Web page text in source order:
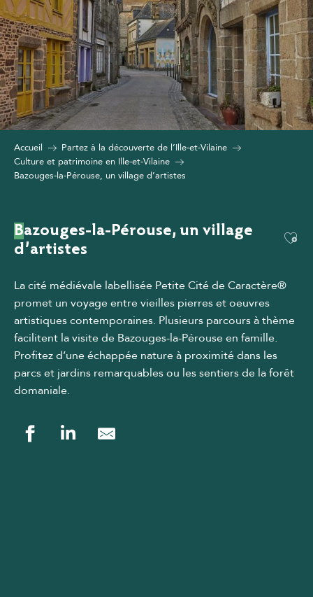
Accueil
Partez à la découverte de l’Ille-et-Vilaine
Culture et patrimoine en Ille-et-Vilaine
Bazouges-la-Pérouse, un village d’artistes
Bazouges-la-Pérouse, un village
d’artistes
La cité médiévale labellisée Petite Cité de Caractère®
promet un voyage entre vieilles pierres et oeuvres
artistiques contemporaines. Plusieurs parcours à thème
facilitent la visite de Bazouges-la-Pérouse en famille.
Profitez d’une échappée nature à proximité dans les
parcs et jardins remarquables ou les sentiers de la forêt
domaniale.